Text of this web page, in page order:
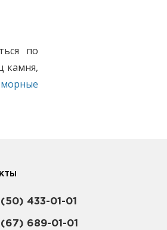
по
камня,
433-01-01
689-01-01